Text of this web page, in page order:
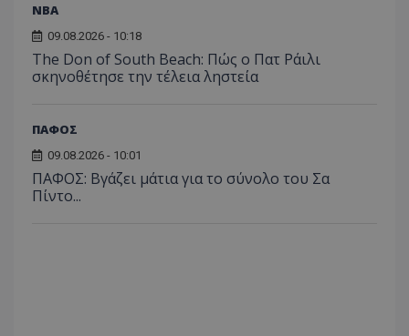
NBA
09.08.2026 - 10:18
The Don of South Beach: Πώς ο Πατ Ράιλι
σκηνοθέτησε την τέλεια ληστεία
ΠΑΦΟΣ
09.08.2026 - 10:01
ΠΑΦΟΣ: Βγάζει μάτια για το σύνολο του Σα
Πίντο...